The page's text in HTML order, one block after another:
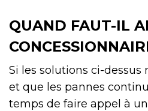
QUAND FAUT-IL
Si les solutions ci-
et que les pannes
temps de faire appel à